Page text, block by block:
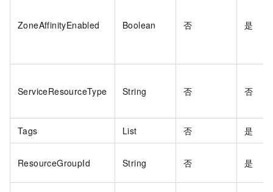
ZoneAffinityEnabled Boolean 否 是
ServiceResourceType String 否 否
Tags List 否 是
ResourceGroupId String 否 是